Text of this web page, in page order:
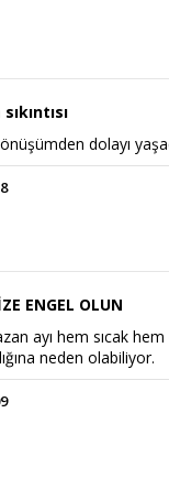
dolayı
ENGEL OLUN
ayı hem sıcak
neden olabiliyor.